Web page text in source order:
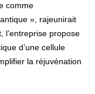
comme
», rajeunirait
l’entreprise propose
d’une cellule
la réjuvénation